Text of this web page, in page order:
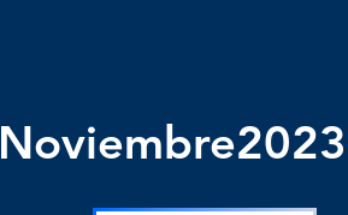
Noviembre2023